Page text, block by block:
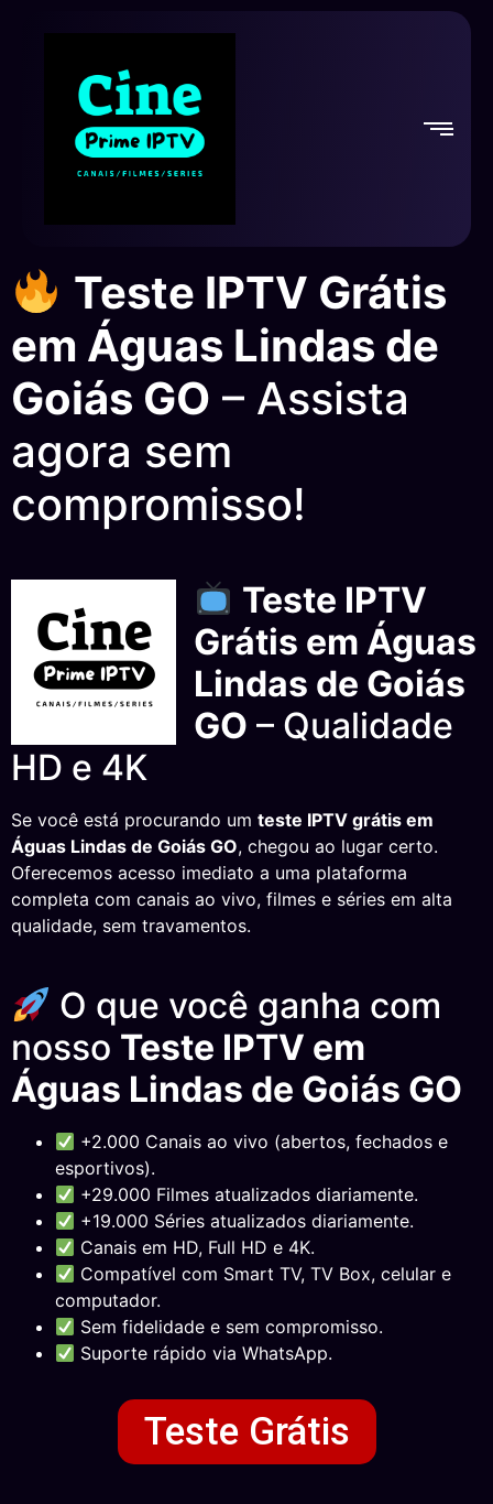
Teste IPTV Grátis
em Águas Lindas de
Goiás GO – Assista
agora sem
compromisso!
Teste IPTV
Grátis em Águas
Lindas de Goiás
GO – Qualidade
HD e 4K
Se você está procurando um teste IPTV grátis em
Águas Lindas de Goiás GO, chegou ao lugar certo.
Oferecemos acesso imediato a uma plataforma
completa com canais ao vivo, filmes e séries em alta
qualidade, sem travamentos.
O que você ganha com
nosso Teste IPTV em
Águas Lindas de Goiás GO
+2.000 Canais ao vivo (abertos, fechados e
esportivos).
+29.000 Filmes atualizados diariamente.
+19.000 Séries atualizados diariamente.
Canais em HD, Full HD e 4K.
Compatível com Smart TV, TV Box, celular e
computador.
Sem fidelidade e sem compromisso.
Suporte rápido via WhatsApp.
Teste Grátis